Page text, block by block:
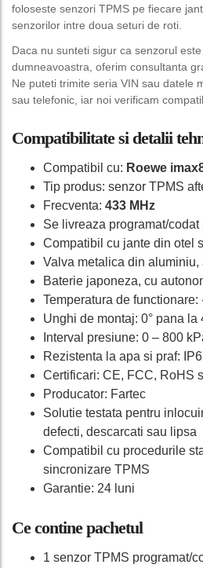
foloseste senzori TPMS pe fiecare
senzorilor intre doua seturi de roti.
Daca nu sunteti sigur ca senzorul
dumneavoastra, oferim consultanta
Ne puteti trimite seria VIN sau datele
sau telefonic, iar noi verificam
Compatibilitate si detalii
Compatibil cu: Roewe
Tip produs: senzor TPMS
Frecventa: 433 MHz
Se livreaza programat/
Compatibil cu jante din otel
Valva metalica din aluminiu,
Baterie japoneza, cu
Temperatura de functionare:
Unghi de montaj: 0° pana la
Interval presiune: 0 – 800
Rezistenta la apa si praf:
Certificari: CE, FCC, RoHS
Producator: Fartec
Solutie testata pentru
defecti, descarcati sau lipsa
Compatibil cu procedurile
sincronizare TPMS
Garantie: 24 luni
Ce contine pachetul
1 senzor TPMS programat/